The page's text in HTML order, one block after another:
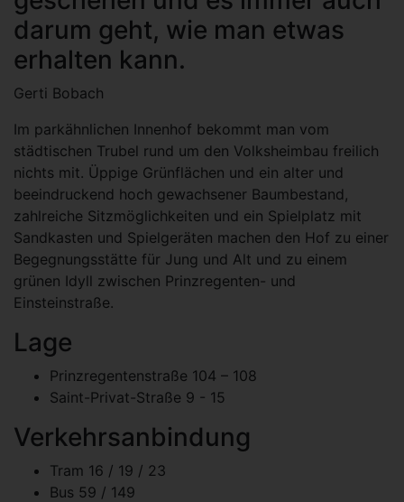
darum geht, wie man etwas
erhalten kann.
Gerti Bobach
Im parkähnlichen Innenhof bekommt man vom
städtischen Trubel rund um den Volksheimbau freilich
nichts mit. Üppige Grünflächen und ein alter und
beeindruckend hoch gewachsener Baumbestand,
zahlreiche Sitzmöglichkeiten und ein Spielplatz mit
Sandkasten und Spielgeräten machen den Hof zu einer
Begegnungsstätte für Jung und Alt und zu einem
grünen Idyll zwischen Prinzregenten- und
Einsteinstraße.
Lage
Prinzregentenstraße 104 – 108
Saint-Privat-Straße 9 - 15
Verkehrsanbindung
Tram 16 / 19 / 23
Bus 59 / 149